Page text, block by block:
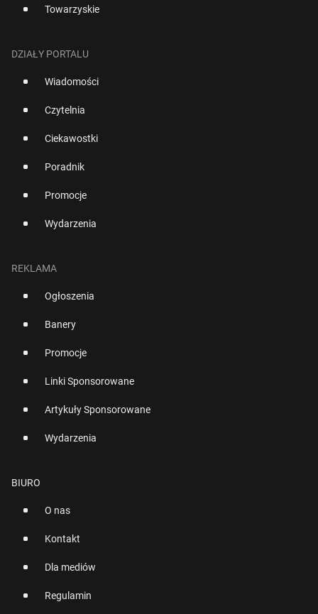
Towarzyskie
DZIAŁY PORTALU
Wiadomości
Czytelnia
Ciekawostki
Poradnik
Promocje
Wydarzenia
REKLAMA
Ogłoszenia
Banery
Promocje
Linki Sponsorowane
Artykuły Sponsorowane
Wydarzenia
BIURO
O nas
Kontakt
Dla mediów
Regulamin